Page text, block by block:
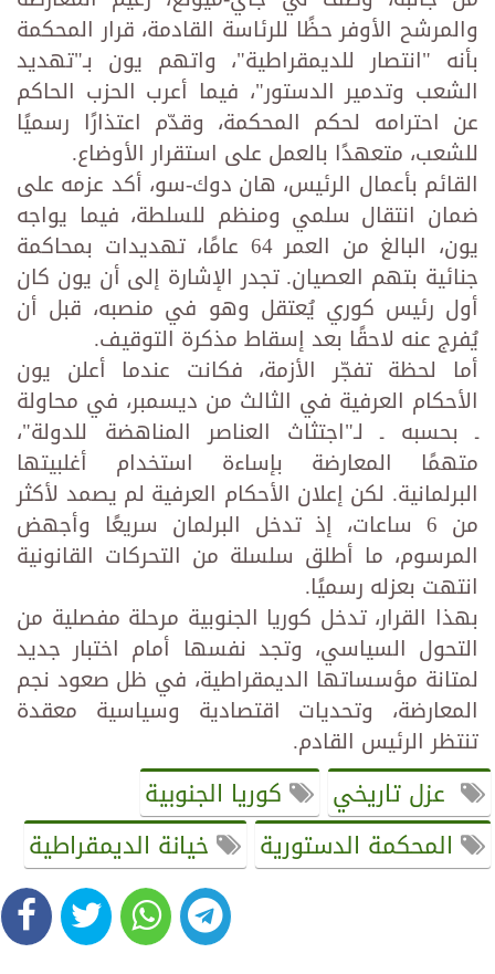
والمرشح الأوفر حظًا للرئاسة القادمة، قرار المحكمة
بأنه "انتصار للديمقراطية"، واتهم يون بـ"تهديد
الشعب وتدمير الدستور"، فيما أعرب الحزب الحاكم
عن احترامه لحكم المحكمة، وقدّم اعتذارًا رسميًا
للشعب، متعهدًا بالعمل على استقرار الأوضاع.
القائم بأعمال الرئيس، هان دوك-سو، أكد عزمه على
ضمان انتقال سلمي ومنظم للسلطة، فيما يواجه
يون، البالغ من العمر 64 عامًا، تهديدات بمحاكمة
جنائية بتهم العصيان. تجدر الإشارة إلى أن يون كان
أول رئيس كوري يُعتقل وهو في منصبه، قبل أن
يُفرج عنه لاحقًا بعد إسقاط مذكرة التوقيف.
أما لحظة تفجّر الأزمة، فكانت عندما أعلن يون
الأحكام العرفية في الثالث من ديسمبر، في محاولة
ـ بحسبه ـ لـ"اجتثاث العناصر المناهضة للدولة"،
متهمًا المعارضة بإساءة استخدام أغلبيتها
البرلمانية. لكن إعلان الأحكام العرفية لم يصمد لأكثر
من 6 ساعات، إذ تدخل البرلمان سريعًا وأجهض
المرسوم، ما أطلق سلسلة من التحركات القانونية
انتهت بعزله رسميًا.
بهذا القرار، تدخل كوريا الجنوبية مرحلة مفصلية من
التحول السياسي، وتجد نفسها أمام اختبار جديد
لمتانة مؤسساتها الديمقراطية، في ظل صعود نجم
المعارضة، وتحديات اقتصادية وسياسية معقدة
تنتظر الرئيس القادم.
عزل تاريخي
كوريا الجنوبية
المحكمة الدستورية
خيانة الديمقراطية